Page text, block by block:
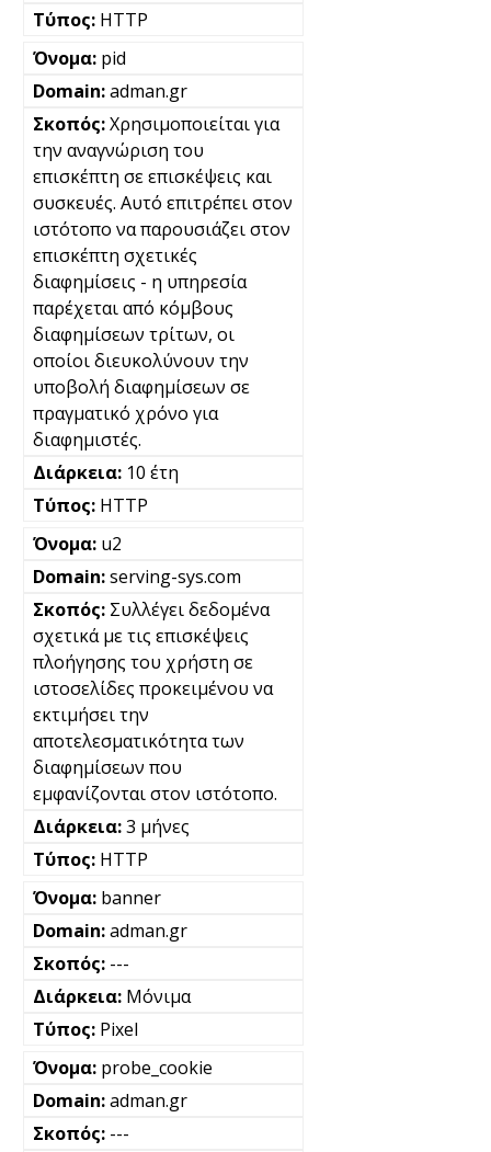
HTTP
pid
adman.gr
Χρησιμοποιείται για
την αναγνώριση του
επισκέπτη σε επισκέψεις και
συσκευές. Αυτό επιτρέπει στον
ιστότοπο να παρουσιάζει στον
επισκέπτη σχετικές
διαφημίσεις - η υπηρεσία
παρέχεται από κόμβους
διαφημίσεων τρίτων, οι
οποίοι διευκολύνουν την
υποβολή διαφημίσεων σε
πραγματικό χρόνο για
διαφημιστές.
10 έτη
HTTP
u2
serving-sys.com
Συλλέγει δεδομένα
σχετικά με τις επισκέψεις
πλοήγησης του χρήστη σε
ιστοσελίδες προκειμένου να
εκτιμήσει την
αποτελεσματικότητα των
διαφημίσεων που
εμφανίζονται στον ιστότοπο.
3 μήνες
HTTP
banner
adman.gr
---
Μόνιμα
Pixel
probe_cookie
adman.gr
---